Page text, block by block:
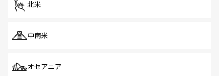
北米
中南米
オセアニア